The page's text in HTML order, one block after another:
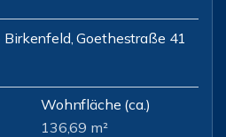
Goethestraße 41
Wohnfläche (ca.)
136,69 m²